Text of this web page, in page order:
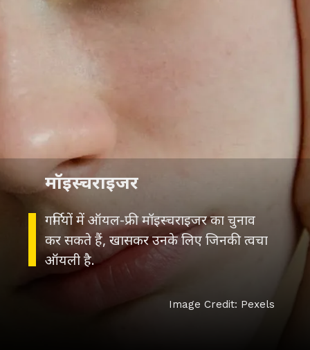
गर्मियों में ऑयल-फ्री मॉइस्चराइजर का चुनाव
कर सकते हैं, खासकर उनके लिए जिनकी त्वचा
ऑयली है.
मॉइस्चराइजर
Image Credit: Pexels